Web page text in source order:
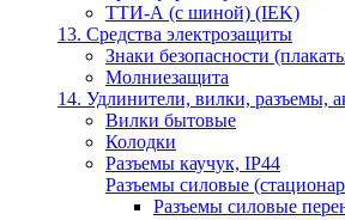
ТТИ-А (с шиной) (IEK)
13. Средства электрозащиты
Знаки безопасности
Молниезащита
14. Удлинители, вилки, разъемы,
Вилки бытовые
Колодки
Разъемы каучук, IP44
Разъемы силовые
Разъемы силовые